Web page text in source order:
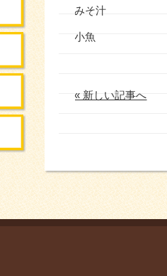
みそ汁
小魚
« 新しい記事へ